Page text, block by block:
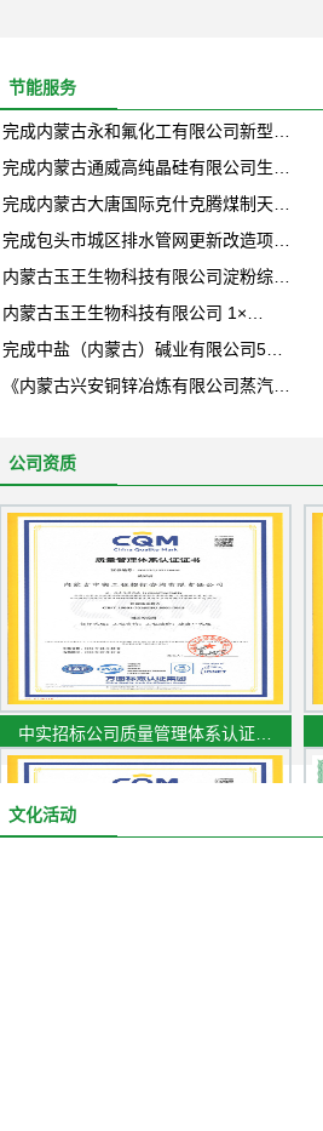
节能服务
完成内蒙古永和氟化工有限公司新型…
完成内蒙古通威高纯晶硅有限公司生…
完成内蒙古大唐国际克什克腾煤制天…
完成包头市城区排水管网更新改造项…
内蒙古玉王生物科技有限公司淀粉综…
内蒙古玉王生物科技有限公司 1×…
完成中盐（内蒙古）碱业有限公司5…
《内蒙古兴安铜锌冶炼有限公司蒸汽…
公司资质
中实招标公司质量管理体系认证…
文化活动